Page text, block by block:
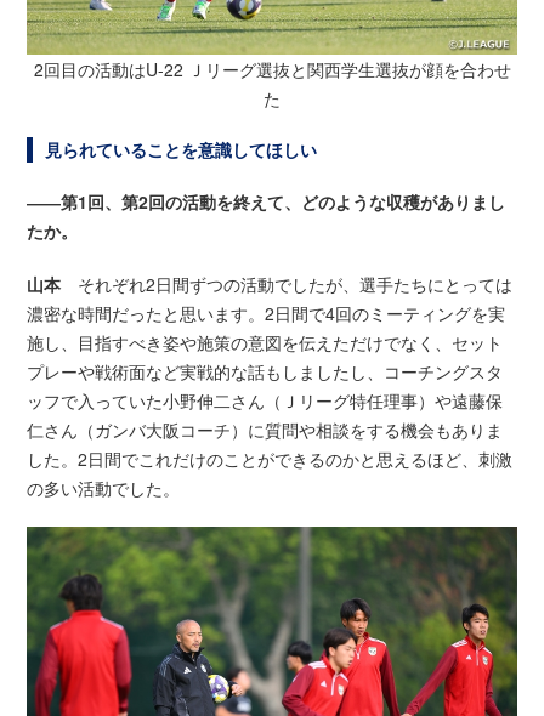
2回目の活動はU-22 Ｊリーグ選抜と関西学生選抜が顔を合わせ
た
見られていることを意識してほしい
――第1回、第2回の活動を終えて、どのような収穫がありまし
たか。
山本 それぞれ2日間ずつの活動でしたが、選手たちにとっては
濃密な時間だったと思います。2日間で4回のミーティングを実
施し、目指すべき姿や施策の意図を伝えただけでなく、セット
プレーや戦術面など実戦的な話もしましたし、コーチングスタ
ッフで入っていた小野伸二さん（Ｊリーグ特任理事）や遠藤保
仁さん（ガンバ大阪コーチ）に質問や相談をする機会もありま
した。2日間でこれだけのことができるのかと思えるほど、刺激
の多い活動でした。